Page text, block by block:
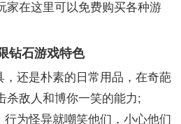
家在这里可以免费购买各种游
钻石游戏特色
，还是朴素的日常用品，在奇葩
杀敌人和博你一笑的能力;
为怪异就嘲笑他们，小心他们